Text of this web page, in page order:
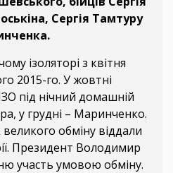
Сергія Тамтуру
ізоляторі з квітня
2015-го. У жовтні
під нічний домашній
у грудні – Маринченко.
великого обміну віддали
Президент Володимир
участь умовою обміну.